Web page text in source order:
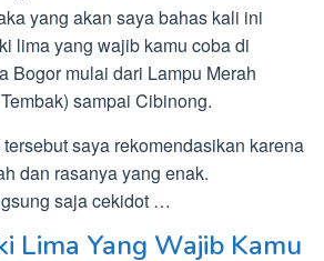
yang akan saya bahas kali ini
lima yang wajib kamu coba di
Bogor mulai dari Lampu Merah
sampai Cibinong.
saya rekomendasikan karena
dan rasanya yang enak.
saja cekidot …
Lima Yang Wajib Kamu